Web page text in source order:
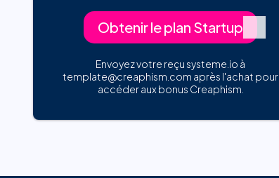
Obtenir le plan Startup
Envoyez votre reçu systeme.io à
template@creaphism.com après l'achat pour
accéder aux bonus Creaphism.